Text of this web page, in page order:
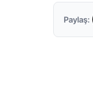
Paylaş: